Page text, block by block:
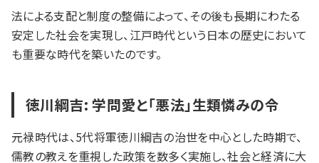
法による支配と制度の整備によって、その後も長期にわたる
安定した社会を実現し、江戸時代という日本の歴史において
も重要な時代を築いたのです。
徳川綱吉: 学問愛と「悪法」生類憐みの令
元禄時代は、5代将軍徳川綱吉の治世を中心とした時期で、
儒教の教えを重視した政策を数多く実施し、社会と経済に大